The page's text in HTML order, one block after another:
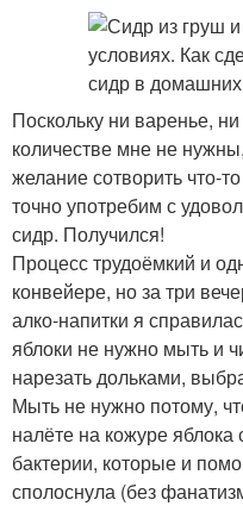
Поскольку ни варенье,
количестве мне не
желание сотворить что-
точно употребим с
сидр. Получился!
Процесс трудоёмкий и
конвейере, но за три
алко-напитки я
яблоки не нужно мыть и
нарезать дольками,
Мыть не нужно потому,
налёте на кожуре
бактерии, которые и
сполоснула (без